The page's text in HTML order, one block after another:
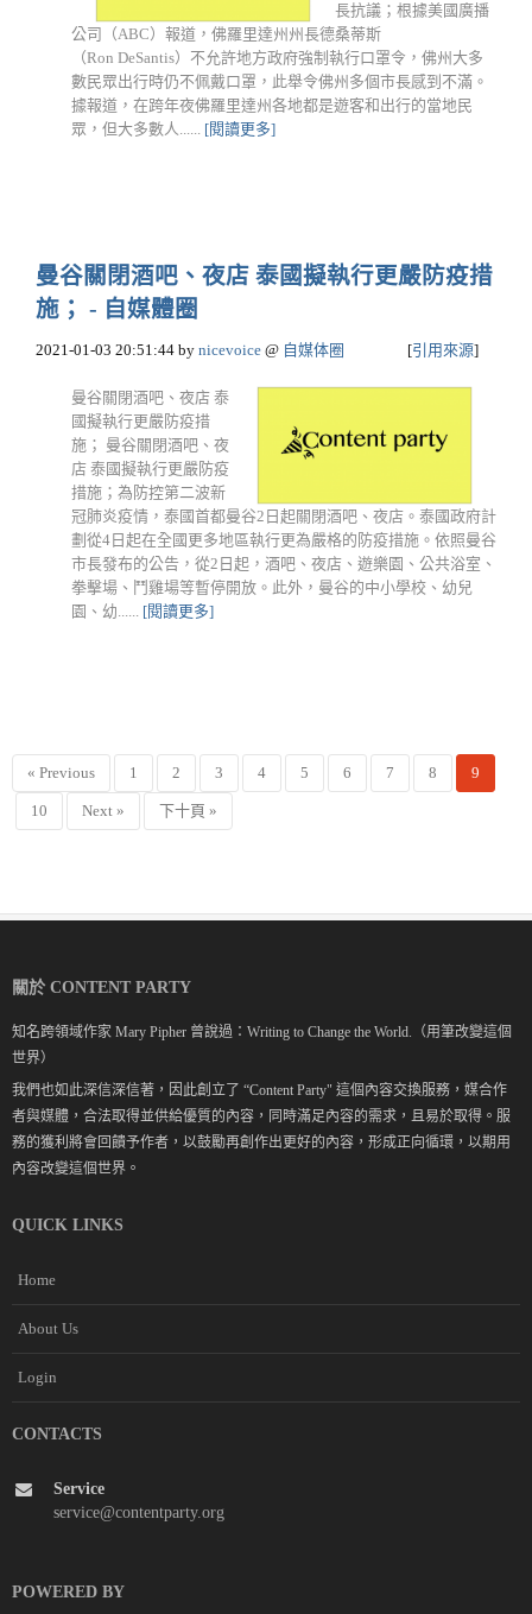
長抗議；根據美國廣播
公司（ABC）報道，佛羅里達州州長德桑蒂斯
（Ron DeSantis）不允許地方政府強制執行口罩令，佛州大多
數民眾出行時仍不佩戴口罩，此舉令佛州多個市長感到不滿。
據報道，在跨年夜佛羅里達州各地都是遊客和出行的當地民
眾，但大多數人...... [閱讀更多]
曼谷關閉酒吧、夜店 泰國擬執行更嚴防疫措
施； - 自媒體圈
2021-01-03 20:51:44 by nicevoice @ 自媒体圈 [引用來源]
曼谷關閉酒吧、夜店 泰
國擬執行更嚴防疫措
施； 曼谷關閉酒吧、夜
店 泰國擬執行更嚴防疫
措施；為防控第二波新
冠肺炎疫情，泰國首都曼谷2日起關閉酒吧、夜店。泰國政府計
劃從4日起在全國更多地區執行更為嚴格的防疫措施。依照曼谷
市長發布的公告，從2日起，酒吧、夜店、遊樂園、公共浴室、
拳擊場、鬥雞場等暫停開放。此外，曼谷的中小學校、幼兒
園、幼...... [閱讀更多]
« Previous 1 2 3 4 5 6 7 8 9
10 Next » 下十頁 »
關於 CONTENT PARTY
知名跨領域作家 Mary Pipher 曾說過：Writing to Change the World.（用筆改變這個
世界）
我們也如此深信深信著，因此創立了 “Content Party" 這個內容交換服務，媒合作
者與媒體，合法取得並供給優質的內容，同時滿足內容的需求，且易於取得。服
務的獲利將會回饋予作者，以鼓勵再創作出更好的內容，形成正向循環，以期用
內容改變這個世界。
QUICK LINKS
Home
About Us
Login
CONTACTS
Service
service@contentparty.org
POWERED BY